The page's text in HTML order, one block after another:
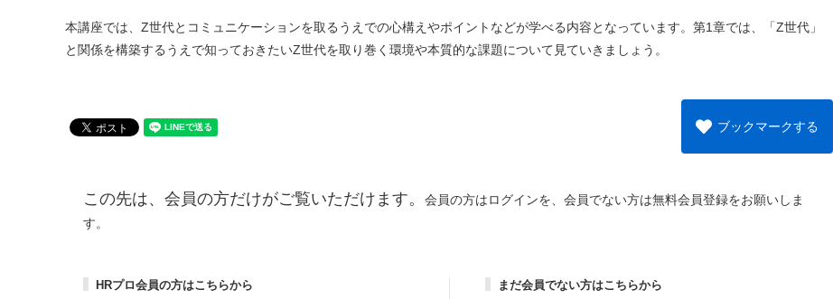
本講座では、Z世代とコミュニケーションを取るうえでの心構えやポイントなどが学べる内容となっています。第1章では、「Z世代」
と関係を構築するうえで知っておきたいZ世代を取り巻く環境や本質的な課題について見ていきましょう。
ブックマークする
この先は、会員の方だけがご覧いただけます。
会員の方はログインを、会員でない方は無料会員登録をお願いしま
す。
HRプロ会員の方はこちらから まだ会員でない方はこちらから